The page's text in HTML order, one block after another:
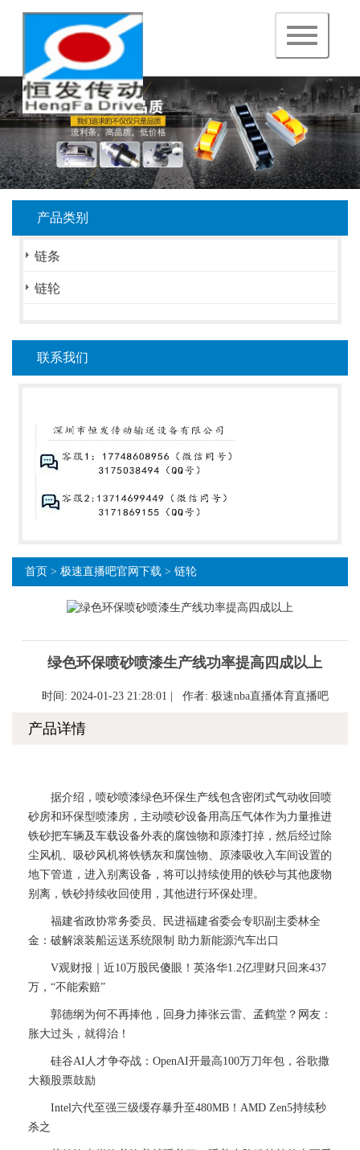
navigation
产品类别
链条
链轮
联系我们
首页 > 极速直播吧官网下载 > 链轮
绿色环保喷砂喷漆生产线功率提高四成以上
时间: 2024-01-23 21:28:01 | 作者: 极速nba直播体育直播吧
产品详情
据介绍，喷砂喷漆绿色环保生产线包含密闭式气动收回喷
砂房和环保型喷漆房，主动喷砂设备用高压气体作为力量推进
铁砂把车辆及车载设备外表的腐蚀物和原漆打掉，然后经过除
尘风机、吸砂风机将铁锈灰和腐蚀物、原漆吸收入车间设置的
地下管道，进入别离设备，将可以持续使用的铁砂与其他废物
别离，铁砂持续收回使用，其他进行环保处理。
福建省政协常务委员、民进福建省委会专职副主委林全
金：破解滚装船运送系统限制 助力新能源汽车出口
V观财报｜近10万股民傻眼！英洛华1.2亿理财只回来437
万，“不能索赔”
郭德纲为何不再捧他，回身力捧张云雷、孟鹤堂？网友：
胀大过头，就得治！
硅谷AI人才争夺战：OpenAI开最高100万刀年包，谷歌撒
大额股票鼓励
Intel六代至强三级缓存暴升至480MB！AMD Zen5持续秒
杀之